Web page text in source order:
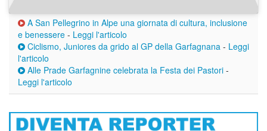
A San Pellegrino in Alpe una giornata di cultura, inclusione
e benessere - Leggi l'articolo
Ciclismo, Juniores da grido al GP della Garfagnana - Leggi
l'articolo
Alle Prade Garfagnine celebrata la Festa dei Pastori -
Leggi l'articolo